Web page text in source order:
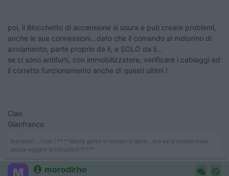
poi, il Blocchetto di accensione si usura e può creare problemi,
anche le sue connessioni...dato che il comando al motorino di
avviamento, parte proprio da li, e SOLO da li...
se ci sono antifurti, con immobilizzatore, verificare i cablaggi ed
il corretto funzionamento anche di questi ultimi !
Ciao
Gianfranco
Armando....Ciao ! ****Molta gente si monta la testa....ma se la monta male,
senza leggere le istruzioni !****
morodirho